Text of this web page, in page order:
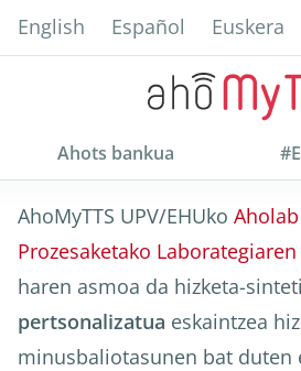
Skip
to
English Español Euskera
Ahots bankua
AhoMyTTS UPV/EHUko
Prozesaketako Laborategiaren
haren asmoa da hizketa-
pertsonalizatua eskaintzea
minusbaliotasunen bat duten